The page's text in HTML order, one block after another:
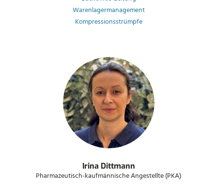
Warenlagermanagement
Kompressionsstrümpfe
Irina Dittmann
Pharmazeutisch-kaufmännische Angestellte (PKA)